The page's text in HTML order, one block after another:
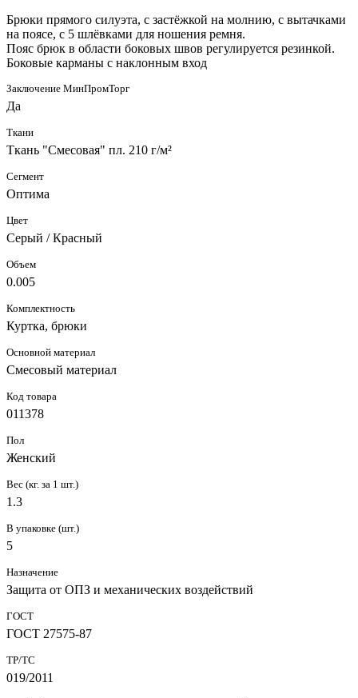
Брюки прямого силуэта, с застёжкой на молнию, с вытачками
на поясе, с 5 шлёвками для ношения ремня.
Пояс брюк в области боковых швов регулируется резинкой.
Боковые карманы с наклонным вход
Заключение МинПромТорг
Да
Ткани
Ткань "Смесовая" пл. 210 г/м²
Сегмент
Оптима
Цвет
Серый / Красный
Объем
0.005
Комплектность
Куртка, брюки
Основной материал
Смесовый материал
Код товара
011378
Пол
Женский
Вес (кг. за 1 шт.)
1.3
В упаковке (шт.)
5
Назначение
Защита от ОПЗ и механических воздействий
ГОСТ
ГОСТ 27575-87
ТР/ТС
019/2011